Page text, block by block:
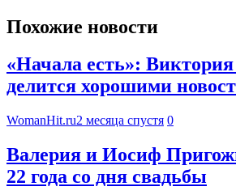
Похожие новости
«Начала есть»:
делится хорошими
WomanHit.ru2 месяца спустя 0
Валерия и Иосиф
22 года со дня свадьбы